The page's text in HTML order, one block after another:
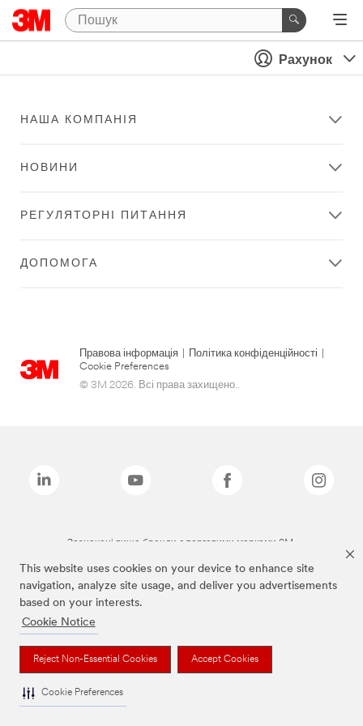
This website uses cookies on your device to enhance site
navigation, analyze site usage, and deliver you advertisements
based on your interests.
Cookie Notice
Reject Non-Essential Cookies Accept Cookies
Cookie Preferences
Рахунок
НАША КОМПАНІЯ
НОВИНИ
РЕГУЛЯТОРНІ ПИТАННЯ
ДОПОМОГА
Правова інформація Політика конфіденційності
Cookie Preferences
© 3M 2026. Всі права захищено..
Зазначені вище бренди є торговими марками 3M.